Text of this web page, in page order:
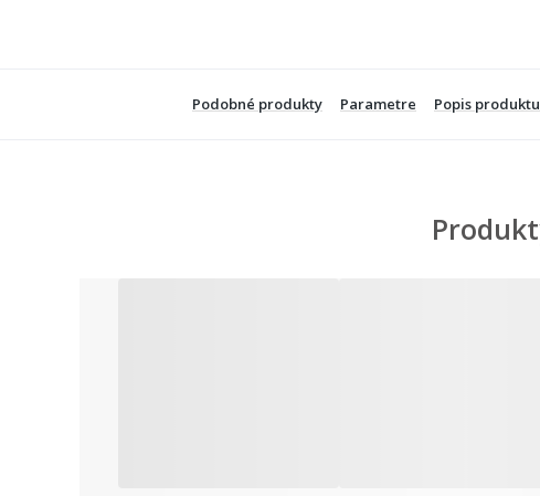
Podobné produkty Parametre Popis produktu